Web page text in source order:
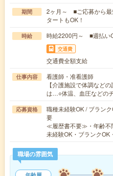
期間
2ヶ月～ ■ご応募から
タートもOK！
時給 時給2200円～ ■週払い
交通費
交通費全額支給
仕事内容
看護師・准看護師
【介護施設で体調など
は…○体温、血圧などの
応募資格
職種未経験OK / ブラン
要
≪履歴書不要≫・年齢不
未経験OK・ブランク
職場の雰囲気